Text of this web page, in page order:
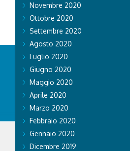
Novembre 2020
Ottobre 2020
Settembre 2020
Agosto 2020
Luglio 2020
Giugno 2020
Maggio 2020
Aprile 2020
Marzo 2020
Febbraio 2020
Gennaio 2020
Dicembre 2019